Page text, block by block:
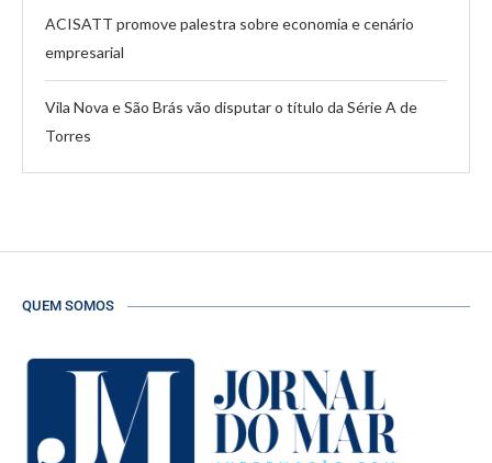
ACISATT promove palestra sobre economia e cenário
empresarial
Vila Nova e São Brás vão disputar o título da Série A de
Torres
QUEM SOMOS